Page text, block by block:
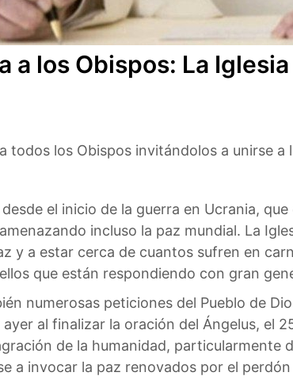
a los Obispos: La
todos los Obispos invitándolos a unirse
el inicio de la guerra en Ucrania,
incluso la paz mundial. La
y a estar cerca de cuantos sufren en
que están respondiendo con gran
numerosas peticiones del Pueblo de
al finalizar la oración del Ángelus, el
de la humanidad, particularmente
a invocar la paz renovados por el